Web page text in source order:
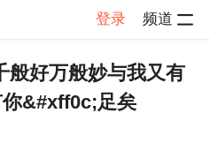
登录 频道
帖子详情
般好万般妙与我又有
&#xff0c;足矣